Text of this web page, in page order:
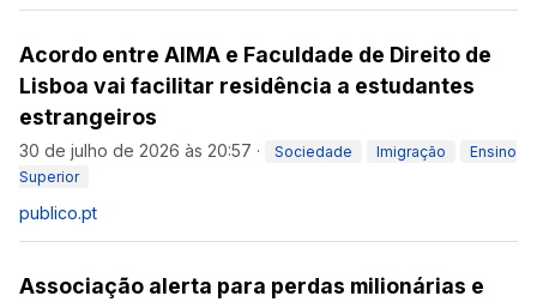
Acordo entre AIMA e Faculdade de Direito de
Lisboa vai facilitar residência a estudantes
estrangeiros
30 de julho de 2026 às 20:57 · Sociedade Imigração
Ensino
Superior
publico.pt
Associação alerta para perdas milionárias e